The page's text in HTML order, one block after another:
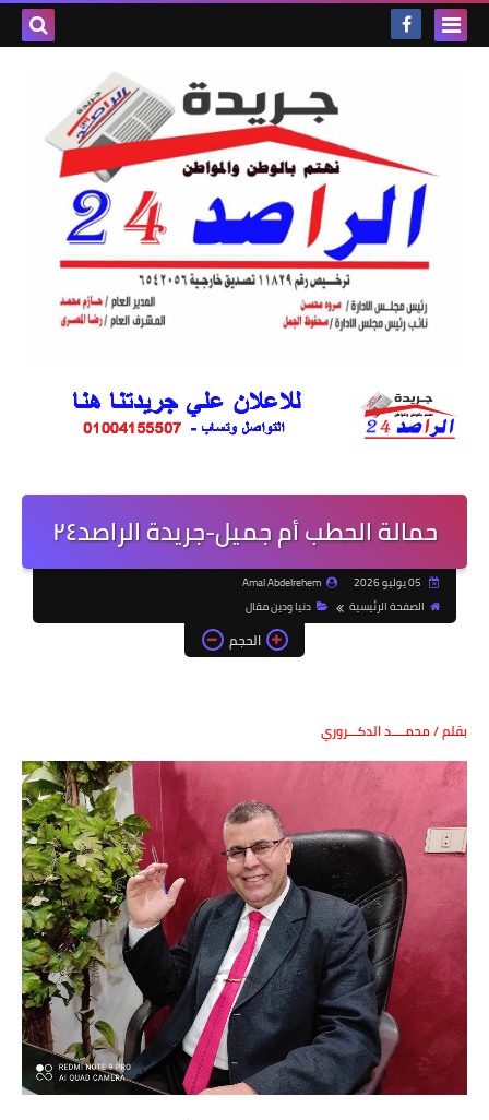
حمالة الحطب أم جميل-جريدة الراصد٢٤
Amal Abdelrehem
الصفحة الرئيسية
دنيا ودين مقال
الحجم
بقلم / محمــــد الدكـــروري